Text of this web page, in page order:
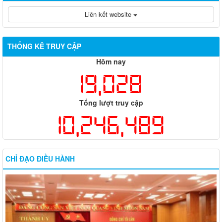
Liên kết website
THỐNG KÊ TRUY CẬP
Hôm nay
19,028
Tổng lượt truy cập
10,246,489
CHỈ ĐẠO ĐIỀU HÀNH